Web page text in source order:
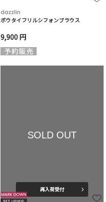
dazzlin
ボウタイフリルシフォンブラウス
9,900 円
SOLD OUT
再入荷受付